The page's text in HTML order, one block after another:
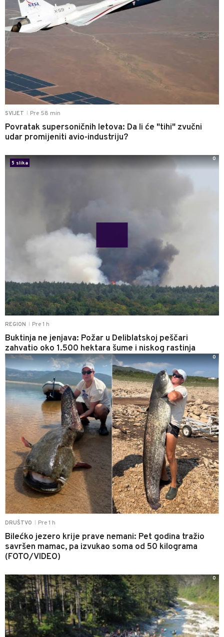
SVIJET Pre 58 min
Povratak supersoničnih letova: Da li će "tihi" zvučni
udar promijeniti avio-industriju?
REGION Pre 1 h
Buktinja ne jenjava: Požar u Deliblatskoj peščari
zahvatio oko 1.500 hektara šume i niskog rastinja
5 slika
0
DRUŠTVO Pre 1 h
Bilećko jezero krije prave nemani: Pet godina tražio
savršen mamac, pa izvukao soma od 50 kilograma
(FOTO/VIDEO)
0
0